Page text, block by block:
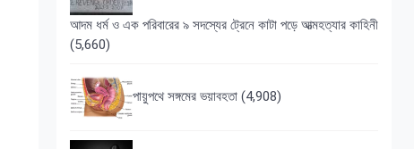
আদম ধর্ম ও এক পরিবারের ৯ সদস্যের ট্রেনে কাটা পড়ে আত্মহত্যার কাহিনী
(5,660)
পায়ুপথে সঙ্গমের ভয়াবহতা (4,908)